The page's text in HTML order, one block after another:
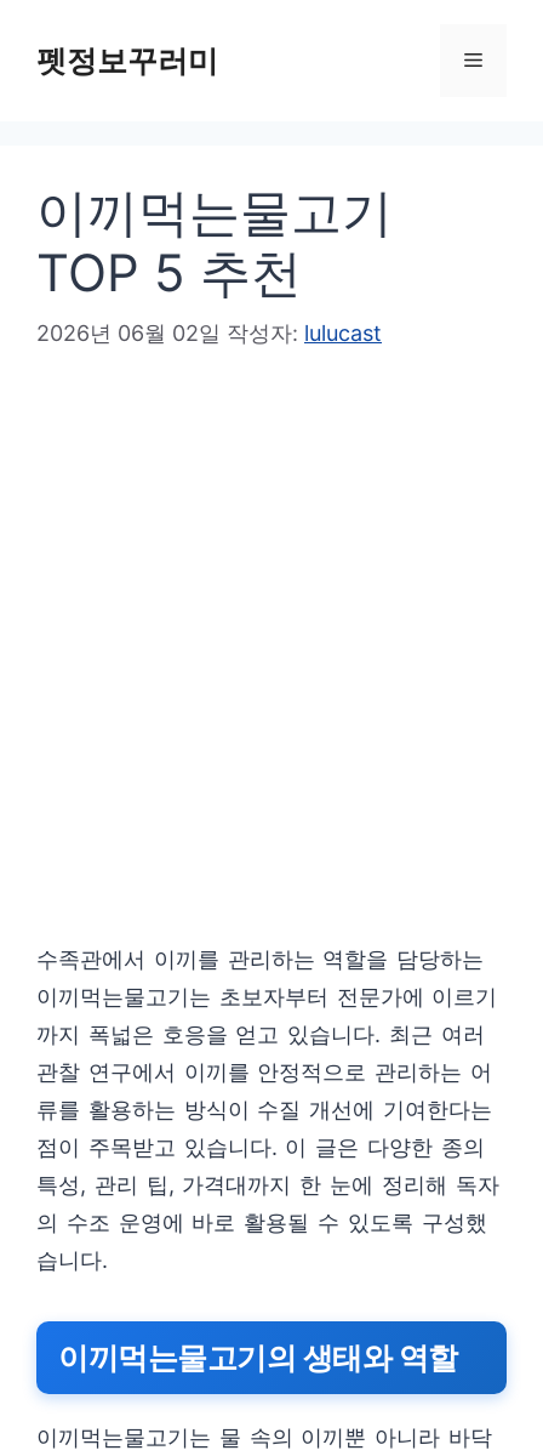
펫정보꾸러미 메
이끼먹는물고기
TOP 5 추천
2026년 06월 02일 작성자: lulucast
수족관에서 이끼를 관리하는 역할을 담당하는
이끼먹는물고기는 초보자부터 전문가에 이르기
까지 폭넓은 호응을 얻고 있습니다. 최근 여러
관찰 연구에서 이끼를 안정적으로 관리하는 어
류를 활용하는 방식이 수질 개선에 기여한다는
점이 주목받고 있습니다. 이 글은 다양한 종의
특성, 관리 팁, 가격대까지 한 눈에 정리해 독자
의 수조 운영에 바로 활용될 수 있도록 구성했
습니다.
이끼먹는물고기의 생태와 역할
이끼먹는물고기는 물 속의 이끼뿐 아니라 바닥